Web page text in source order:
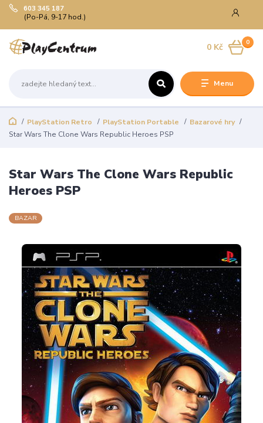
Menu
603 345 187
(Po-Pá, 9-17 hod.)
0
0 Kč
PlayStation Retro PlayStation Portable
Bazarové hry
Star Wars The Clone Wars Republic Heroes PSP
Star Wars The Clone Wars Republic
Heroes PSP
BAZAR